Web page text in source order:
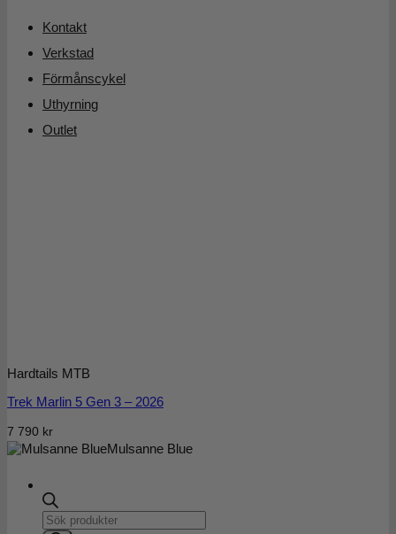
Kontakt
Verkstad
Förmånscykel
Uthyrning
Outlet
Products
Mulsanne Blue
Hardtails MTB
Trek Marlin 5 Gen 3 – 2026
7 790 kr